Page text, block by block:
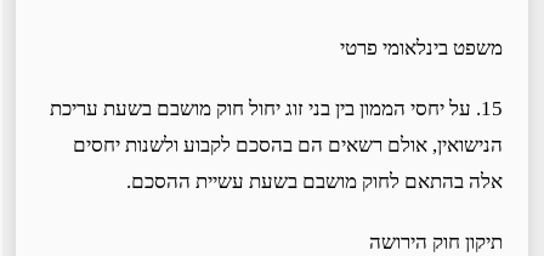
משפט בינלאומי פרטי
15. על יחסי הממון בין בני זוג יחול חוק מושבם בשעת עריכת
הנישואין, אולם רשאים הם בהסכם לקבוע ולשנות יחסים
אלה בהתאם לחוק מושבם בשעת עשיית ההסכם.
תיקון חוק הירושה